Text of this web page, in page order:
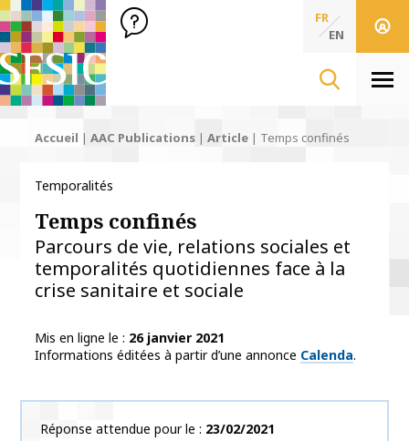
SFSIC Société Française des Sciences de l'Information & de
Société Française des Sciences
de l'Information
FR
EN
Accueil | AAC Publications | Article | Temps confinés
Temporalités
Temps confinés
Parcours de vie, relations sociales et
temporalités quotidiennes face à la
crise sanitaire et sociale
Mis en ligne le
26 janvier 2021
Informations éditées à partir d’une annonce Calenda.
Réponse attendue pour le
23/02/2021